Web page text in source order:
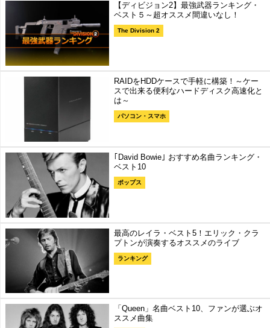
【ディビジョン2】最強武器ランキング・
ベスト５～超オススメ間違いなし！
The Division 2
RAIDをHDDケースで手軽に構築！～ケー
スで出来る便利なハードディスク高速化と
は～
パソコン・スマホ
｢David Bowie｣ おすすめ名曲ランキング・
ベスト10
ポップス
最高のレイラ・ベスト5！エリック・クラ
プトンが演奏するオススメのライブ
ランキング
「Queen」名曲ベスト10、ファンが選ぶオ
ススメ曲集